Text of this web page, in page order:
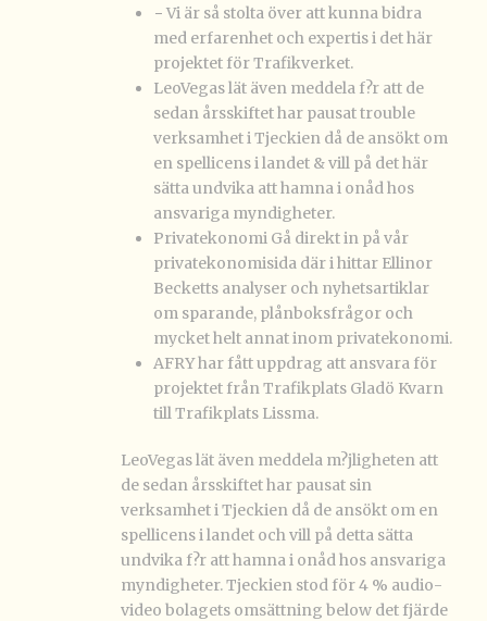
− Vi är så stolta över att kunna bidra
med erfarenhet och expertis i det här
projektet för Trafikverket.
LeoVegas lät även meddela f?r att de
sedan årsskiftet har pausat trouble
verksamhet i Tjeckien då de ansökt om
en spellicens i landet & vill på det här
sätta undvika att hamna i onåd hos
ansvariga myndigheter.
Privatekonomi Gå direkt in på vår
privatekonomisida där i hittar Ellinor
Becketts analyser och nyhetsartiklar
om sparande, plånboksfrågor och
mycket helt annat inom privatekonomi.
AFRY har fått uppdrag att ansvara för
projektet från Trafikplats Gladö Kvarn
till Trafikplats Lissma.
LeoVegas lät även meddela m?jligheten att
de sedan årsskiftet har pausat sin
verksamhet i Tjeckien då de ansökt om en
spellicens i landet och vill på detta sätta
undvika f?r att hamna i onåd hos ansvariga
myndigheter. Tjeckien stod för 4 % audio-
video bolagets omsättning below det fjärde